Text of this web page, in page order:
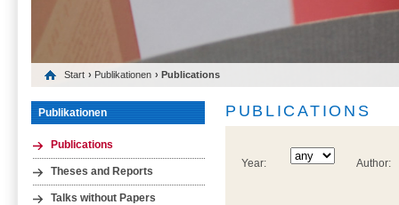
Start › Publikationen › Publications
Publikationen
Publications
Theses and Reports
Talks without Papers
PUBLICATIONS
Year: Author: